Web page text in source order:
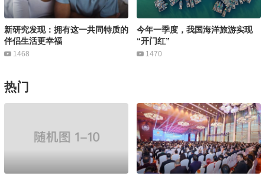
新研究发现：拥有这一共同特质的
伴侣生活更幸福
1468
今年一季度，我国海洋旅游实现
“开门红”
1470
热门